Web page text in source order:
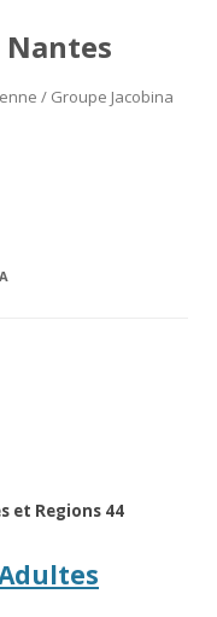
Nantes
/ Groupe Jacobina
et Regions 44